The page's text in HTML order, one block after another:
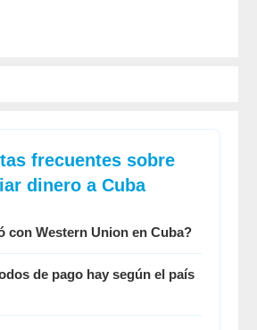
frecuentes sobre
dinero a Cuba
con Western Union en Cuba?
de pago hay según el país